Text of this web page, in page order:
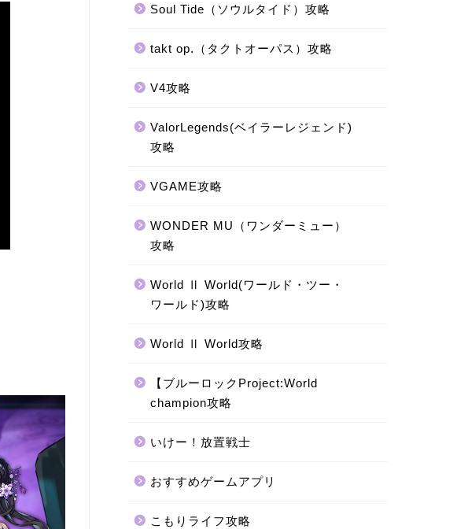
Soul Tide（ソウルタイド）攻略
takt op.（タクトオーパス）攻略
V4攻略
ValorLegends(ベイラーレジェンド)
攻略
VGAME攻略
WONDER MU（ワンダーミュー）
攻略
World Ⅱ World(ワールド・ツー・
ワールド)攻略
World Ⅱ World攻略
【ブルーロックProject:World
champion攻略
いけー！放置戦士
おすすめゲームアプリ
こもりライフ攻略